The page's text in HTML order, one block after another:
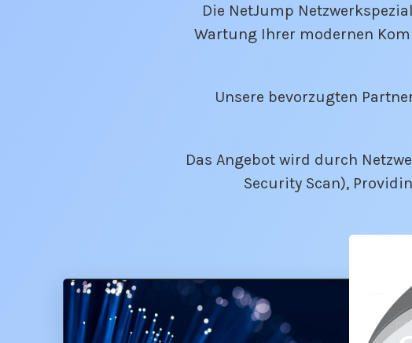
Die NetJump
Wartung Ihrer modernen
Unsere bevorzugten
Das Angebot wird durch
Security Scan),